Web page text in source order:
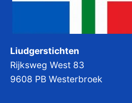
Liudgerstichten
Rijksweg West 83
9608 PB Westerbroek